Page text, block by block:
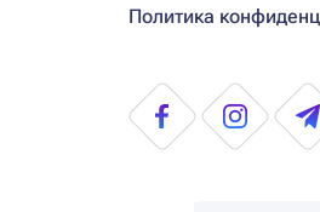
Политика